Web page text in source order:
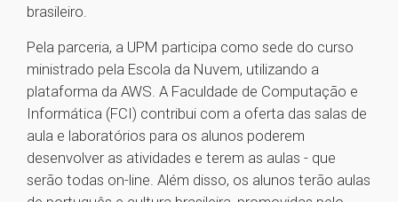
brasileiro.
Pela parceria, a UPM participa como sede do curso
ministrado pela Escola da Nuvem, utilizando a
plataforma da AWS. A Faculdade de Computação e
Informática (FCI) contribui com a oferta das salas de
aula e laboratórios para os alunos poderem
desenvolver as atividades e terem as aulas - que
serão todas on-line. Além disso, os alunos terão aulas